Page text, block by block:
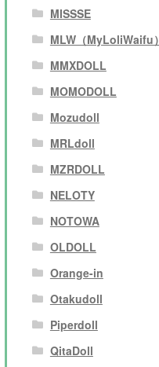
MISSSE
MLW（MyLoliWaifu）
MMXDOLL
MOMODOLL
Mozudoll
MRLdoll
MZRDOLL
NELOTY
NOTOWA
OLDOLL
Orange-in
Otakudoll
Piperdoll
QitaDoll